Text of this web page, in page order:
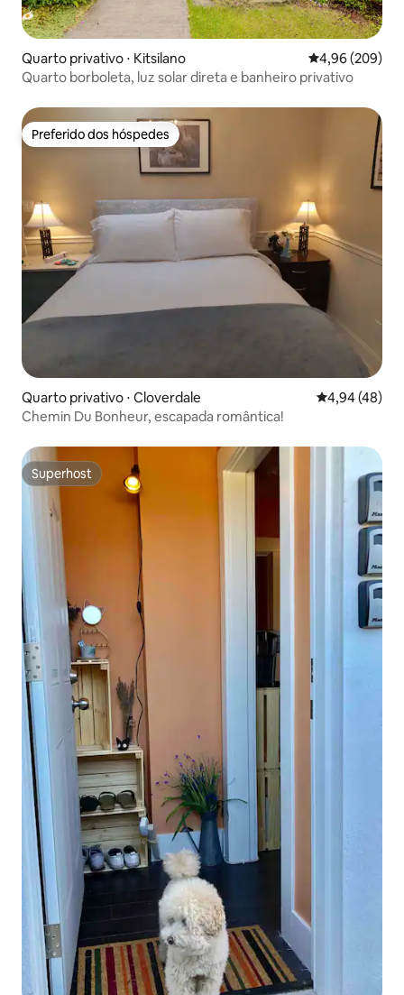
Quarto privativo ⋅ Kitsilano 4,96 de uma
4,96 (209)
Quarto borboleta, luz solar direta e banheiro privativo
Preferido dos hóspedes
Preferido dos hóspedes
Quarto privativo ⋅ Cloverdale 4,94 de uma
4,94 (48)
Chemin Du Bonheur, escapada romântica!
Superhost
Superhost